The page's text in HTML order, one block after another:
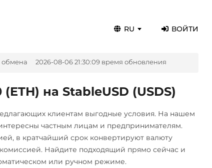
RU ВОЙТИ
обмена 2026-08-06 21:30:09 время обновления
на StableUSD (USDS)
клиентам выгодные условия. На нашем
частным лицам и предпринимателям.
в кратчайший срок конвертируют валюту
Найдите подходящий прямо сейчас и
или ручном режиме.